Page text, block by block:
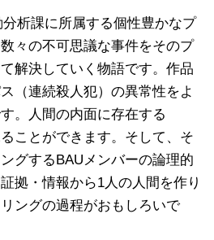
析課に所属する個性豊かなプ
々の不可思議な事件をそのプ
解決していく物語です。作品
（連続殺人犯）の異常性をよ
。人間の内面に存在する
ことができます。そして、そ
グするBAUメンバーの論理的
拠・情報から1人の人間を作り
ングの過程がおもしろいで